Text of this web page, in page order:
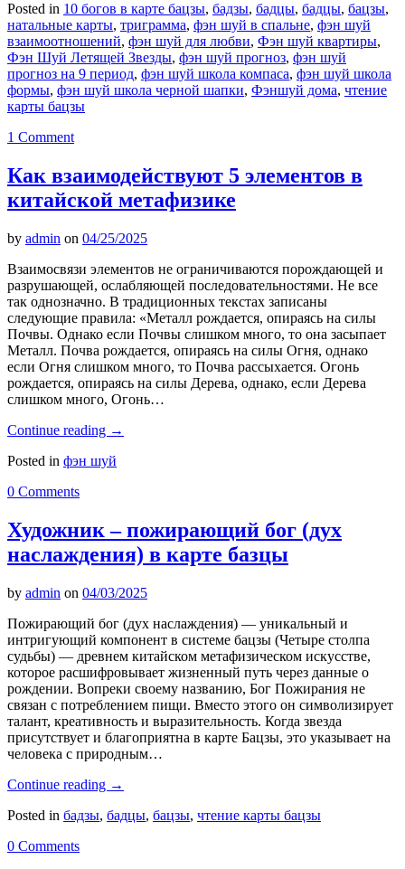
Posted in 10 богов в карте бацзы, бадзы, бадцы, бадцы, бацзы,
натальные карты, триграмма, фэн шуй в спальне, фэн шуй
взаимоотношений, фэн шуй для любви, Фэн шуй квартиры,
Фэн Шуй Летящей Звезды, фэн шуй прогноз, фэн шуй
прогноз на 9 период, фэн шуй школа компаса, фэн шуй школа
формы, фэн шуй школа черной шапки, Фэншуй дома, чтение
карты бацзы
1 Comment
Как взаимодействуют 5 элементов в
китайской метафизике
by admin on 04/25/2025
Взаимосвязи элементов не ограничиваются порождающей и
разрушающей, ослабляющей последовательностями. Не все
так однозначно. В традиционных текстах записаны
следующие правила: «Металл рождается, опираясь на силы
Почвы. Однако если Почвы слишком много, то она засыпает
Металл. Почва рождается, опираясь на силы Огня, однако
если Огня слишком много, то Почва рассыхается. Огонь
рождается, опираясь на силы Дерева, однако, если Дерева
слишком много, Огонь…
Continue reading →
Posted in фэн шуй
0 Comments
Художник – пожирающий бог (дух
наслаждения) в карте базцы
by admin on 04/03/2025
Пожирающий бог (дух наслаждения) — уникальный и
интригующий компонент в системе бацзы (Четыре столпа
судьбы) — древнем китайском метафизическом искусстве,
которое расшифровывает жизненный путь через данные о
рождении. Вопреки своему названию, Бог Пожирания не
связан с потреблением пищи. Вместо этого он символизирует
талант, креативность и выразительность. Когда звезда
присутствует и благоприятна в карте Бацзы, это указывает на
человека с природным…
Continue reading →
Posted in бадзы, бадцы, бацзы, чтение карты бацзы
0 Comments